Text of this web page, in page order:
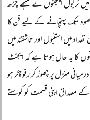
ٹریول ایجنٹوں کے ہتھے چڑھ
تک پہنچانے کے لیے فن کا
میں استنبول اور تاشقند میں
کا یہ حال ہوتا ہے کہ ایجنٹ
منزل پر چھوڑ کر رفوچکر ہو
کے مصداق اپنی قسمت کو کوستے